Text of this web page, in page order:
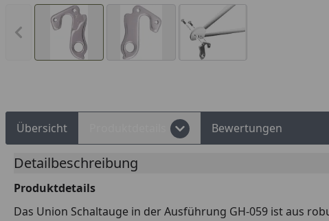
Vorheriges Bild anzeigen
Übersicht Bewertungen
Detailbeschreibung
Produktdetails
Das Union Schaltauge in der Ausführung GH-059 ist aus